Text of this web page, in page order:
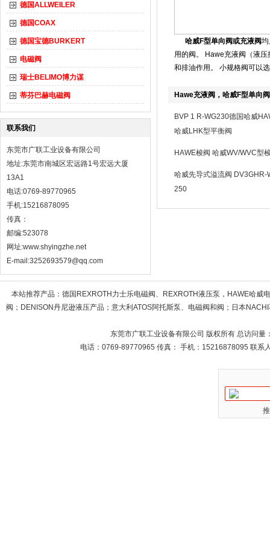
德国ALLWEILER
德国COAX
德国宝德BURKERT
电磁阀
瑞士BELIMO博力谋
蒂芬巴赫电磁阀
联系我们
东莞市广联工业设备有限公司
地址:东莞市南城区宏远路1号宏远大厦
13A1
电话:0769-89770965
手机:15216878095
传真：
邮编:523078
网址:www.shyingzhe.net
E-mail:3252693579@qq.com
哈威F型单向阀或充液阀
用的阀。 Hawe充液阀（液
和排油作用。 小规格阀可以
Hawe充液阀，哈威F型单向阀
BVP 1 R-WG230德国哈威
哈威LHK型平衡阀
HAWE梭阀 哈威WV/WVC型
哈威先导式溢流阀 DV3GHR-
250
本站推荐产品： 德国REXROTH力士乐电磁阀、REXROTH液压泵，HAWE哈威
阀；DENISON丹尼逊液压产品；意大利ATOS阿托斯泵、电磁阀和阀；日本
东莞市广联工业设备有限公司 版权所有 总访问量
电话：0769-89770965 传真： 手机：15216878095 联系